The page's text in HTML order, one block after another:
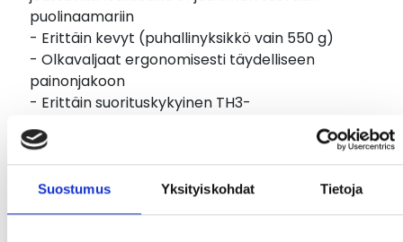
Suostumus Yksityiskohdat Tietoja
puolinaamariin
- Erittäin kevyt (puhallinyksikkö vain 550 g)
- Olkavaljaat ergonomisesti täydelliseen
painonjakoon
- Erittäin suorituskykyinen TH3-
hiukkassuodatinyksikkö
- Innovatiivinen, erittäin litteä muotoilu:
Paksuimmasta kohdasta puhallinyksikön
paksuus vain 48 mm
- Kevyt ja mukava kantaa, erittäin tehokas